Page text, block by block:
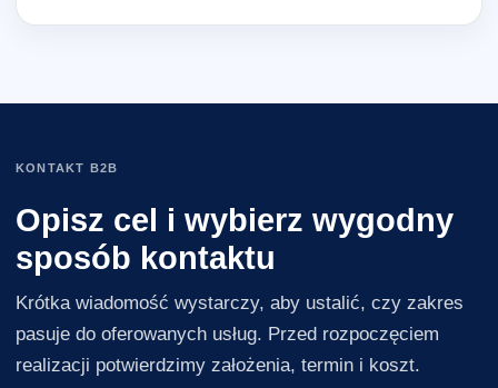
KONTAKT B2B
Opisz cel i wybierz wygodny
sposób kontaktu
Krótka wiadomość wystarczy, aby ustalić, czy zakres
pasuje do oferowanych usług. Przed rozpoczęciem
realizacji potwierdzimy założenia, termin i koszt.